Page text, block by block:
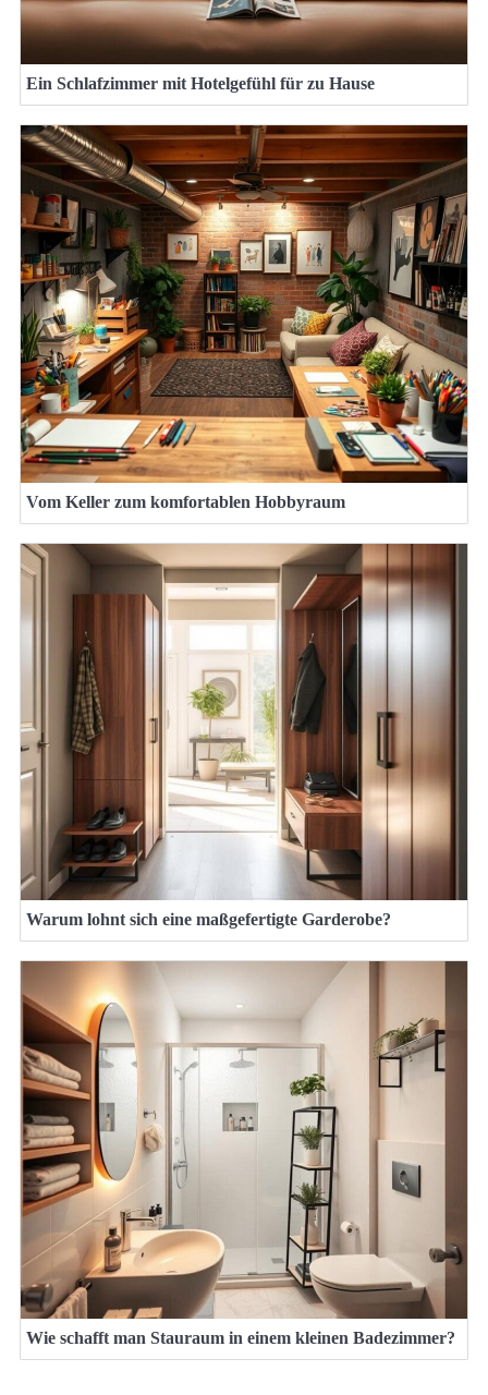
Ein Schlafzimmer mit Hotelgefühl für zu Hause
Vom Keller zum komfortablen Hobbyraum
Warum lohnt sich eine maßgefertigte Garderobe?
Wie schafft man Stauraum in einem kleinen Badezimmer?